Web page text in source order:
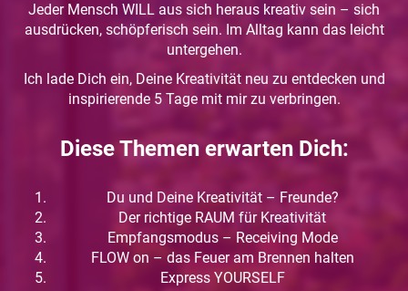
Jeder Mensch WILL aus sich heraus kreativ sein – sich
ausdrücken, schöpferisch sein. Im Alltag kann das leicht
untergehen.
Ich lade Dich ein, Deine Kreativität neu zu entdecken und
inspirierende 5 Tage mit mir zu verbringen.
Diese Themen erwarten Dich:
Du und Deine Kreativität – Freunde?
Der richtige RAUM für Kreativität
Empfangsmodus – Receiving Mode
FLOW on – das Feuer am Brennen halten
Express YOURSELF